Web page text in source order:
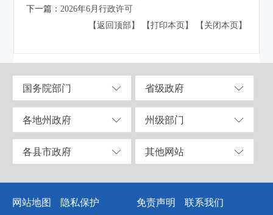
下一篇： 2026年6月行政许可
【返回顶部】
【打印本页】 【关闭本页】
国务院部门 省级政府
各地州政府 州级部门
各县市政府 其他网站
网站地图 隐私保护 免责声明 联系我们